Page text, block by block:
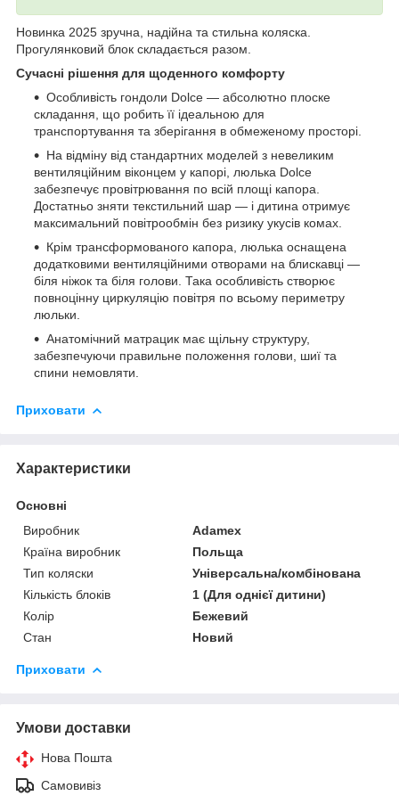
​​​​​​​Новинка 2025 зручна, надійна та стильна коляска.
Прогулянковий блок складається разом.
Сучасні рішення для щоденного комфорту
Особливість гондоли Dolce — абсолютно плоске
складання, що робить її ідеальною для
транспортування та зберігання в обмеженому просторі.
На відміну від стандартних моделей з невеликим
вентиляційним віконцем у капорі, люлька Dolce
забезпечує провітрювання по всій площі капора.
Достатньо зняти текстильний шар — і дитина отримує
максимальний повітрообмін без ризику укусів комах.
Крім трансформованого капора, люлька оснащена
додатковими вентиляційними отворами на блискавці —
біля ніжок та біля голови. Така особливість створює
повноцінну циркуляцію повітря по всьому периметру
люльки.
Анатомічний матрацик має щільну структуру,
забезпечуючи правильне положення голови, шиї та
спини немовляти.
Приховати
Характеристики
Основні
Виробник
Adamex
Країна виробник
Польща
Тип коляски
Універсальна/комбінована
Кількість блоків
1 (Для однієї дитини)
Колір
Бежевий
Стан
Новий
Приховати
Умови доставки
Нова Пошта
Самовивіз